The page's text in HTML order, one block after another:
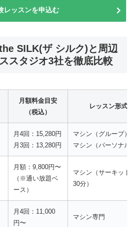
レッスンを申込む
SILK(ザ シルク)と周辺
スタジオ3社を徹底比較
月額料金目安
（税込）
レッスン形式
月4回：15,280円
月3回：13,280円
マシン（グループ）
マシン（パーソナル
月額：9,800円〜
（※通い放題ベ
ース）
マシン（サーキット
30分）
月4回：11,000
円〜
マシン専門